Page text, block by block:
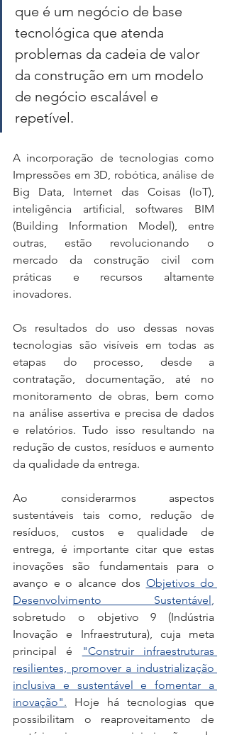
que é um negócio de base
tecnológica que atenda
problemas da cadeia de valor
da construção em um modelo
de negócio escalável e
repetível.
A incorporação de tecnologias como
Impressões em 3D, robótica, análise de
Big Data, Internet das Coisas (IoT),
inteligência artificial, softwares BIM
(Building Information Model), entre
outras, estão revolucionando o
mercado da construção civil com
práticas e recursos altamente
inovadores.
Os resultados do uso dessas novas
tecnologias são visíveis em todas as
etapas do processo, desde a
contratação, documentação, até no
monitoramento de obras, bem como
na análise assertiva e precisa de dados
e relatórios. Tudo isso resultando na
redução de custos, resíduos e aumento
da qualidade da entrega.
Ao considerarmos aspectos
sustentáveis tais como, redução de
resíduos, custos e qualidade de
entrega, é importante citar que estas
inovações são fundamentais para o
avanço e o alcance dos Objetivos do
Desenvolvimento Sustentável,
sobretudo o objetivo 9 (Indústria
Inovação e Infraestrutura), cuja meta
principal é
"Construir infraestruturas
resilientes, promover a industrialização
inclusiva e sustentável e fomentar a
inovação". Hoje há tecnologias que
possibilitam o reaproveitamento de